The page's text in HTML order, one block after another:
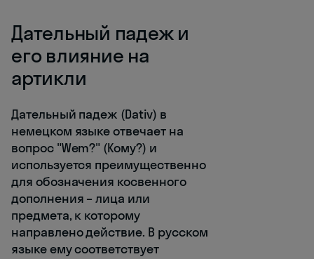
Дательный падеж и
его влияние на
артикли
Дательный падеж (Dativ) в
немецком языке отвечает на
вопрос "Wem?" (Кому?) и
используется преимущественно
для обозначения косвенного
дополнения – лица или
предмета, к которому
направлено действие. В русском
языке ему соответствует